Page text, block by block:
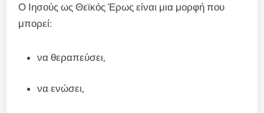
Ο Ιησούς ως Θεϊκός Έρως είναι μια μορφή που
μπορεί:
να θεραπεύσει,
να ενώσει,